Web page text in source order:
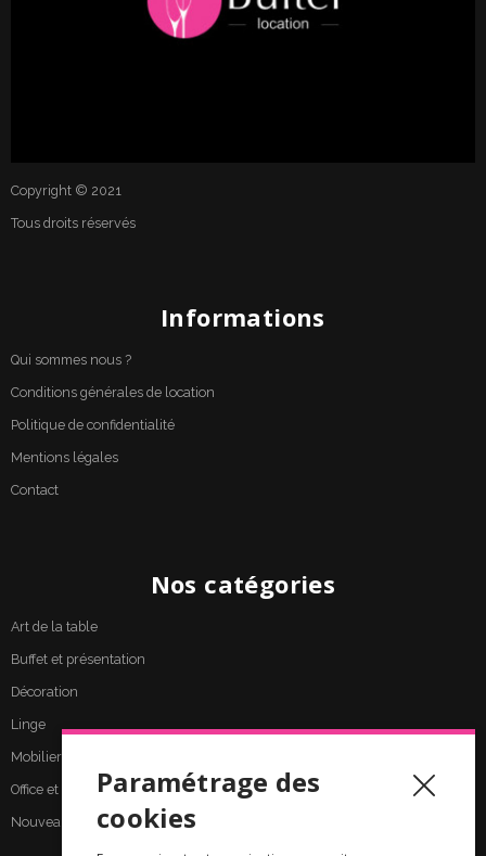
Copyright © 2021
Tous droits réservés
Informations
Qui sommes nous ?
Conditions générales de location
Politique de confidentialité
Mentions légales
Contact
Nos catégories
Art de la table
Buffet et présentation
Décoration
Linge
Mobilier
Office et cuisine
Nouveautés
Paramétrage des
cookies